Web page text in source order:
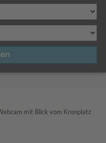
mit Blick vom Kronplatz